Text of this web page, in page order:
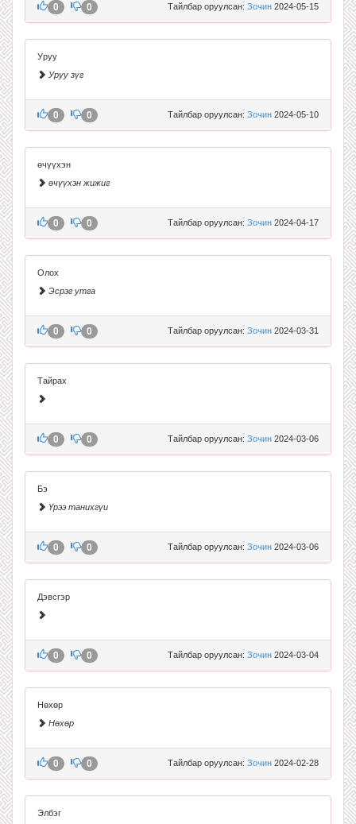
Тайлбар оруулсан: Зочин 2024-05-15
0 0
Уруу
Уруу зүг
Тайлбар оруулсан: Зочин 2024-05-10
0 0
өчүүхэн
өчүүхэн жижиг
Тайлбар оруулсан: Зочин 2024-04-17
0 0
Олох
Эсрэг утга
Тайлбар оруулсан: Зочин 2024-03-31
0 0
Тайрах
Тайлбар оруулсан: Зочин 2024-03-06
0 0
Бэ
Үрээ танихгүи
Тайлбар оруулсан: Зочин 2024-03-06
0 0
Дэвсгэр
Тайлбар оруулсан: Зочин 2024-03-04
0 0
Нөхөр
Нөхөр
Тайлбар оруулсан: Зочин 2024-02-28
0 0
Элбэг